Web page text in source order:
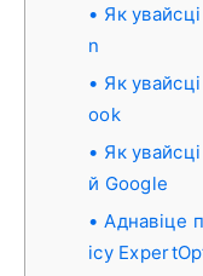
Як
n
Як
ook
Як
й Google
Аднавіце
ісу